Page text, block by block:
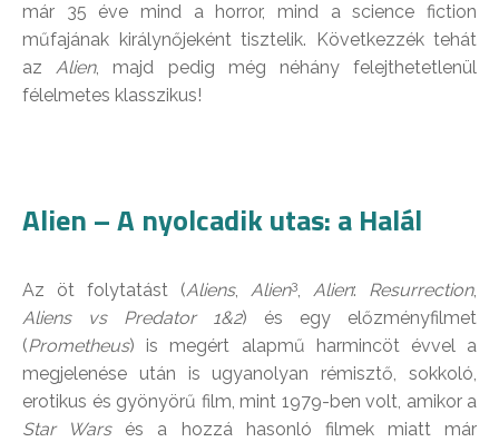
már 35 éve mind a horror, mind a science fiction
műfajának királynőjeként tisztelik. Következzék tehát
azAlien, majd pedig még néhány felejthetetlenül
félelmetes klasszikus!
Alien – A nyolcadik utas: a Halál
Az öt folytatást (Aliens, Alien3, Alien: Resurrection,
Aliens vs Predator 1&2) és egy előzményfilmet
(Prometheus) is megért alapmű harmincöt évvel a
megjelenése után is ugyanolyan rémisztő, sokkoló,
erotikus és gyönyörű film, mint 1979-ben volt, amikor a
Star Warsés a hozzá hasonló filmek miatt már